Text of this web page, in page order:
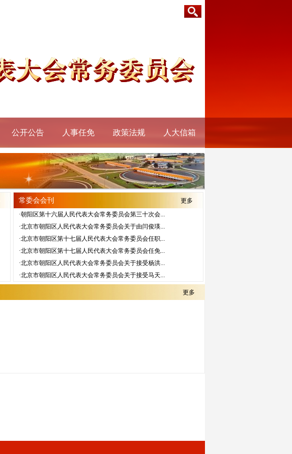
公开公告 人事任免 政策法规 人大信箱
常委会会刊
更多
·朝阳区第十六届人民代表大会常务委员会第三十次会...
·北京市朝阳区人民代表大会常务委员会关于由闫俊瑛...
·北京市朝阳区第十七届人民代表大会常务委员会任职...
·北京市朝阳区第十七届人民代表大会常务委员会任免...
·北京市朝阳区人民代表大会常务委员会关于接受杨洪...
·北京市朝阳区人民代表大会常务委员会关于接受马天...
更多